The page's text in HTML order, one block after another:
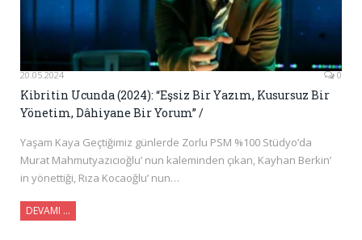
20.05.2024 0
Kibritin Ucunda (2024): “Eşsiz Bir Yazım, Kusursuz Bir
Yönetim, Dâhiyane Bir Yorum” /
Yaşam Kaya Geçtiğimiz günlerde Zorlu PSM %100 Stüdyo’da
Murat Mahmutyazıcıoğlu’ nun kaleminden çıkan, Kayhan Berkin’
in yönettiği, Rıza Kocaoğlu’ nun…
DEVAMI …